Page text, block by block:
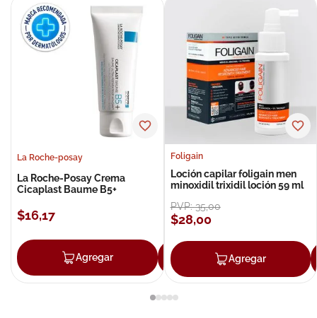
La Roche-posay
La Roche-Posay Crema
Cicaplast Baume B5+
$16,17
Agregar Agregar
Foligain
Loción capilar foligain men
minoxidil trixidil loción 59 ml
PVP:35,00
$28,00
Agregar